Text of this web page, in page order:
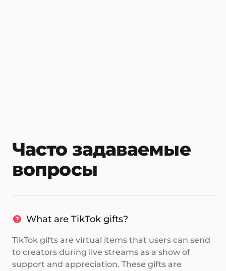
Часто задаваемые
вопросы
What are TikTok gifts?
TikTok gifts are virtual items that users can send
to creators during live streams as a show of
support and appreciation. These gifts are